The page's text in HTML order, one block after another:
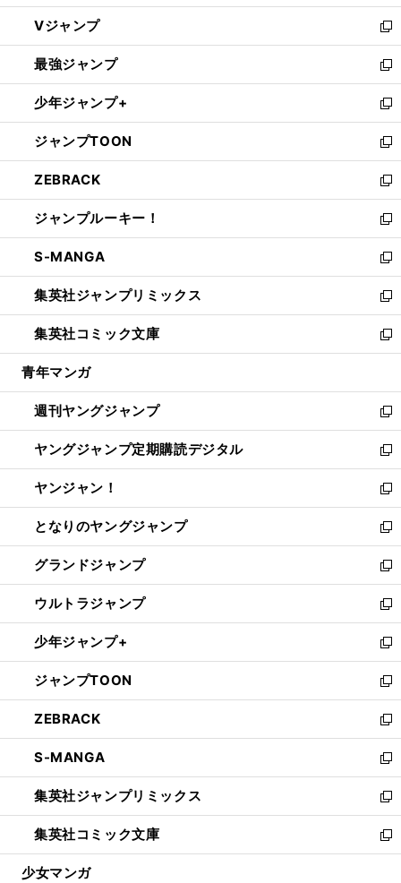
ウ
ィ
ン
ド
ウ
で
開
く
し
い
ウ
ィ
ン
ド
ウ
で
開
く
Vジャンプ
新
し
い
ウ
ィ
ン
ド
ウ
で
開
く
最強ジャンプ
新
し
い
ウ
ィ
ン
ド
ウ
で
開
く
少年ジャンプ+
新
し
い
ウ
ィ
ン
ド
ウ
で
開
く
ジャンプTOON
新
し
い
ウ
ィ
ン
ド
ウ
で
開
く
ZEBRACK
新
し
い
ウ
ィ
ン
ド
ウ
で
開
ジャンプルーキー！
新
し
い
ウ
ィ
ン
ド
ウ
開
く
S-MANGA
新
し
い
ウ
ィ
ン
ウ
で
開
く
集英社ジャンプリミックス
新
し
い
ウ
ン
ド
ウ
で
開
く
集英社コミック文庫
新
し
ウ
ィ
ン
ド
ウ
で
開
く
青年マンガ
週刊ヤングジャンプ
新
し
い
ウ
ィ
ン
ド
ウ
で
開
く
ヤングジャンプ定期購読デジタル
新
し
い
ウ
ィ
ン
ド
ウ
で
開
く
ヤンジャン！
新
し
い
ウ
ィ
ン
ド
ウ
で
開
く
となりのヤングジャンプ
新
し
い
ウ
ィ
ン
ド
ウ
で
開
く
グランドジャンプ
新
し
い
ウ
ィ
ン
ド
ウ
で
開
く
ウルトラジャンプ
新
し
い
ウ
ィ
ン
ド
ウ
で
開
く
少年ジャンプ+
新
し
い
ウ
ィ
ン
ド
ウ
で
開
く
ジャンプTOON
新
し
い
ウ
ィ
ン
ド
ウ
で
開
ZEBRACK
新
し
い
ウ
ィ
ン
ド
ウ
S-MANGA
新
し
い
ウ
ィ
ン
集英社ジャンプリミックス
新
し
い
ウ
集英社コミック文庫
新
し
少女マンガ